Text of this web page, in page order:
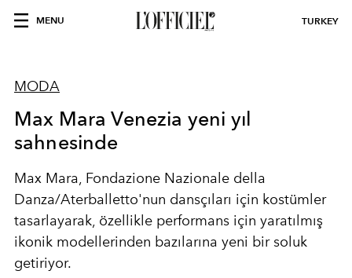
MENU TURKEY
MODA
Max Mara Venezia yeni yıl
sahnesinde
Max Mara, Fondazione Nazionale della
Danza/Aterballetto'nun dansçıları için kostümler
tasarlayarak, özellikle performans için yaratılmış
ikonik modellerinden bazılarına yeni bir soluk
getiriyor.